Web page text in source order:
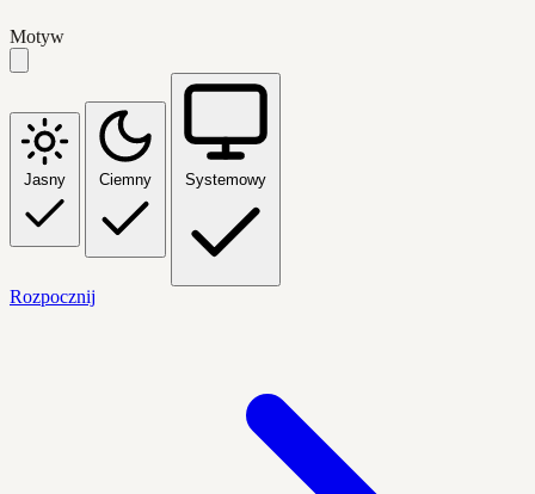
Motyw
Jasny Ciemny Systemowy
Rozpocznij